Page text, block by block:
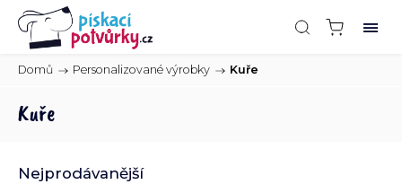
Domů / Personalizované výrobky / Kuře
Kuře
Nejprodávanější